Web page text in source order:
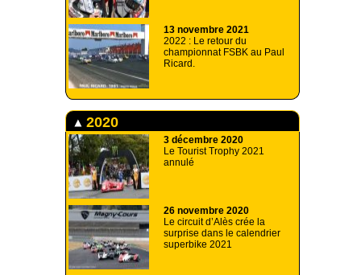
13 novembre 2021
2022 : Le retour du
championnat FSBK au Paul
Ricard.
2020
3 décembre 2020
Le Tourist Trophy 2021
annulé
26 novembre 2020
Le circuit d’Alès crée la
surprise dans le calendrier
superbike 2021